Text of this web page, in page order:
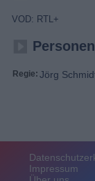
VOD: RTL+
Personen
Regie: Jörg
Impressum